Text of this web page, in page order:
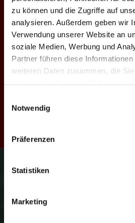
zu können und die Zugriffe auf
analysieren. Außerdem geben wir
Verwendung unserer Website an
soziale Medien, Werbung und
Partner führen diese
weiteren Daten zusammen, die
Notwendig
Präferenzen
Statistiken
Marketing
n
R
e
Veranstaltungsmonat